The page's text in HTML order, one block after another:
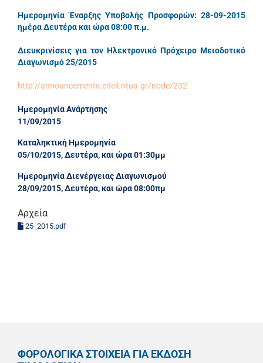
Ημερομηνία Έναρξης Υποβολής Προσφορών: 28-09-2015
ημέρα Δευτέρα και ώρα 08:00 π.μ.
Διευκρινίσεις για τον Ηλεκτρονικό Πρόχειρο Μειοδοτικό
Διαγωνισμό 25/2015
http://announcements.edeil.ntua.gr/node/232
Ημερομηνία Ανάρτησης
11/09/2015
Καταληκτική Ημερομηνία
05/10/2015, Δευτέρα, και ώρα 01:30μμ
Ημερομηνία Διενέργειας Διαγωνισμού
28/09/2015, Δευτέρα, και ώρα 08:00πμ
Αρχεία
25_2015.pdf
ΦΟΡΟΛΟΓΙΚΑ ΣΤΟΙΧΕΙΑ ΓΙΑ ΕΚΔΟΣΗ